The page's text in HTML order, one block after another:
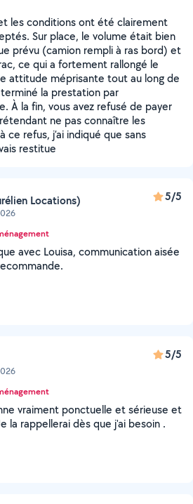
les conditions ont été clairement
Sur place, le volume était bien
prévu (camion rempli à ras bord) et
ce qui a fortement rallongé le
attitude méprisante tout au long de
terminé la prestation par
À la fin, vous avez refusé de payer
ne pas connaître les
ce refus, j’ai indiqué que sans
restitue
Locations) 5/5
avec Louisa, communication aisée
5/5
vraiment ponctuelle et sérieuse et
la rappellerai dès que j'ai besoin .